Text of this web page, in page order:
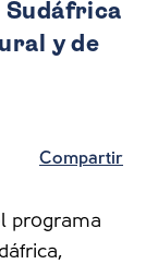
Sudáfrica
y de
Compartir
programa